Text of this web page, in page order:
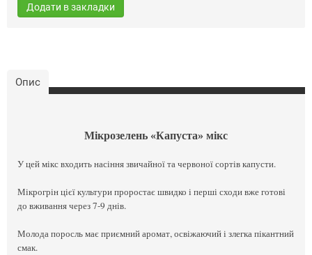
Додати в закладки
Опис
Мікрозелень «Капуста» мікс
У цей мікс входить насіння звичайної та червоної сортів капусти.
Мікрогрін цієї культури проростає швидко і перші сходи вже готові
до вживання через 7-9 днів.
Молода поросль має приємний аромат, освіжаючий і злегка пікантний
смак.